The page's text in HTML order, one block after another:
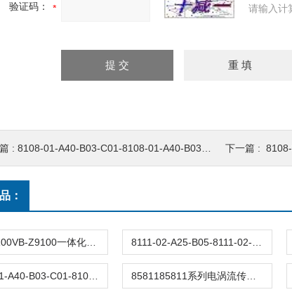
验证码： 请输入计
: 8108-01-A40-B03-C01-8108-01-A40-B03-C01-防爆电涡流传感器 下一篇 : 8108-
：